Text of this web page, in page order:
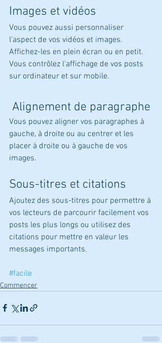
Images et vidéos
Vous pouvez aussi personnaliser
l'aspect de vos vidéos et images.
Affichez-les en plein écran ou en petit.
Vous contrôlez l'affichage de vos posts
sur ordinateur et sur mobile.
Alignement de paragraphe
Vous pouvez aligner vos paragraphes à
gauche, à droite ou au centrer et les
placer à droite ou à gauche de vos
images.
Sous-titres et citations
Ajoutez des sous-titres pour permettre à
vos lecteurs de parcourir facilement vos
posts les plus longs ou utilisez des
citations pour mettre en valeur les
messages importants.
#facile
Commencer